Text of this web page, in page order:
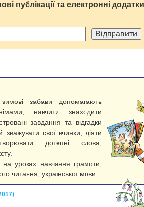
публікації та електронні додатки
забави допомагають
навчити знаходити
завдання та відгадки
зважувати свої вчинки, діяти
дотепні слова,
на уроках навчання грамоти,
читання, української мови.